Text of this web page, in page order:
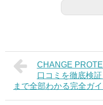
CHANGE
口コミを徹底検
まで全部わかる完全ガ